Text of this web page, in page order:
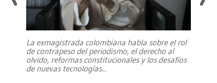
La exmagistrada colombiana habla sobre el rol
de contrapeso del periodismo, el derecho al
olvido, reformas constitucionales y los desafíos
de nuevas tecnologías...